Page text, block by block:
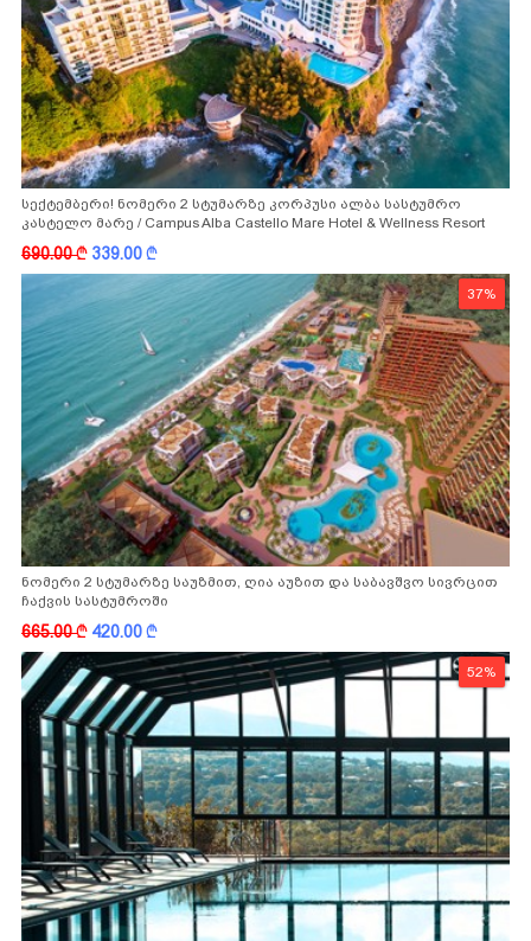
სექტემბერი! ნომერი 2 სტუმარზე კორპუსი ალბა სასტუმრო
კასტელო მარე / Campus Alba Castello Mare Hotel & Wellness Resort
690.00k 339.00k
37%
ნომერი 2 სტუმარზე საუზმით, ღია აუზით და საბავშვო სივრცით
ჩაქვის სასტუმროში
665.00k 420.00k
52%